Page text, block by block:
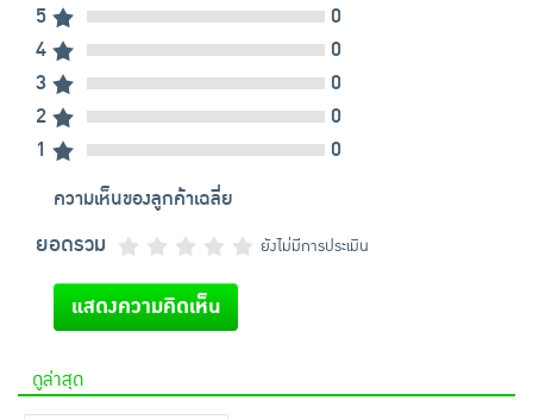
5
0
4
0
3
0
2
0
1
0
ความเห็นของลูกค้าเฉลี่ย
ยอดรวม ยังไม่มีการประเมิน
แสดงความคิดเห็น
ดูล่าสุด